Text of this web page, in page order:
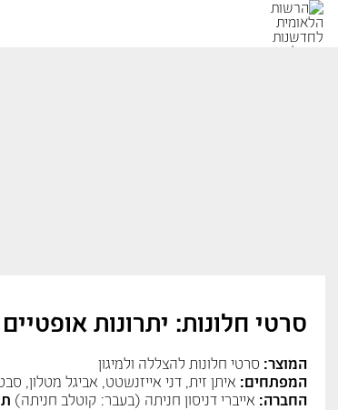
סרטי חלונות: יתרונות
המוצר: סרטי חלונות להצללה ולמיגון
המפתחים: איתן זית, דני אייזנשטט, אביגל מטלון,
החברה: אייברי דניסון חניתה (בעבר: קוטלב חניתה)